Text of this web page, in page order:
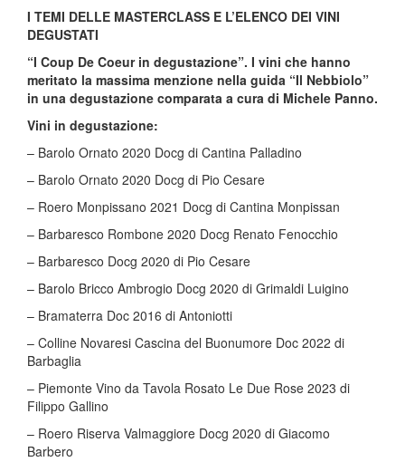
I TEMI DELLE MASTERCLASS E L’ELENCO DEI VINI
DEGUSTATI
“I Coup De Coeur in degustazione”. I vini che hanno
meritato la massima menzione nella guida “Il Nebbiolo”
in una degustazione comparata a cura di Michele Panno.
Vini in degustazione:
– Barolo Ornato 2020 Docg di Cantina Palladino
– Barolo Ornato 2020 Docg di Pio Cesare
– Roero Monpissano 2021 Docg di Cantina Monpissan
– Barbaresco Rombone 2020 Docg Renato Fenocchio
– Barbaresco Docg 2020 di Pio Cesare
– Barolo Bricco Ambrogio Docg 2020 di Grimaldi Luigino
– Bramaterra Doc 2016 di Antoniotti
– Colline Novaresi Cascina del Buonumore Doc 2022 di
Barbaglia
– Piemonte Vino da Tavola Rosato Le Due Rose 2023 di
Filippo Gallino
– Roero Riserva Valmaggiore Docg 2020 di Giacomo
Barbero